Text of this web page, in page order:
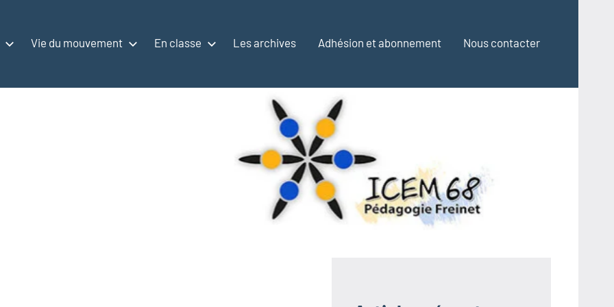
Vie du mouvement En classe Les archives Adhésion et abonnement Nous contacter